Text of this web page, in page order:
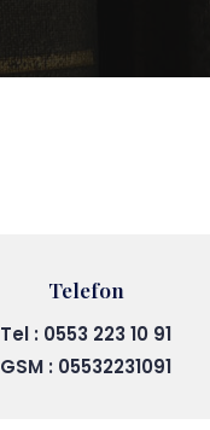
Telefon
Tel : 0553 223 10 91
GSM : 05532231091